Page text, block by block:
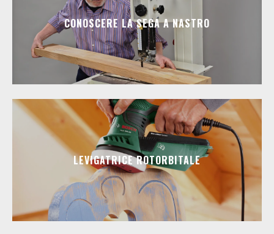
CONOSCERE LA SEGA A NASTRO
LEVIGATRICE ROTORBITALE